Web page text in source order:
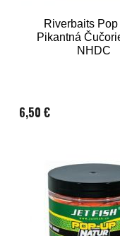
Riverbaits
Pikantná
NHDC
6,50 €